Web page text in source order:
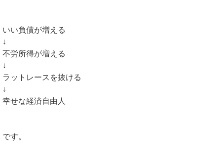
いい負債が増える
↓
不労所得が増える
↓
ラットレースを抜ける
↓
幸せな経済自由人
です。